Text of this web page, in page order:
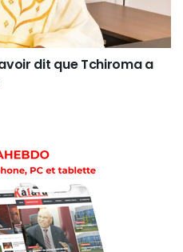
dit que Tchiroma a